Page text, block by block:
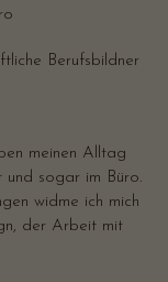
Berufsbildner
meinen Alltag
und sogar im Büro.
widme ich mich
der Arbeit mit